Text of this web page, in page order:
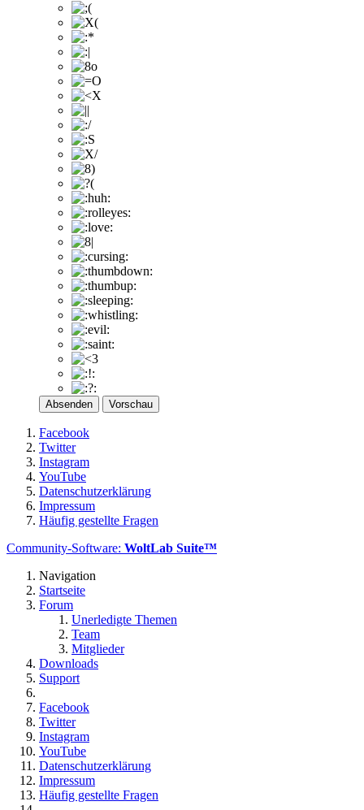
Absenden Vorschau
Facebook
Twitter
Instagram
YouTube
Datenschutzerklärung
Impressum
Häufig gestellte Fragen
Community-Software: WoltLab Suite™
Navigation
Startseite
Forum
Unerledigte Themen
Team
Mitglieder
Downloads
Support
Facebook
Twitter
Instagram
YouTube
Datenschutzerklärung
Impressum
Häufig gestellte Fragen